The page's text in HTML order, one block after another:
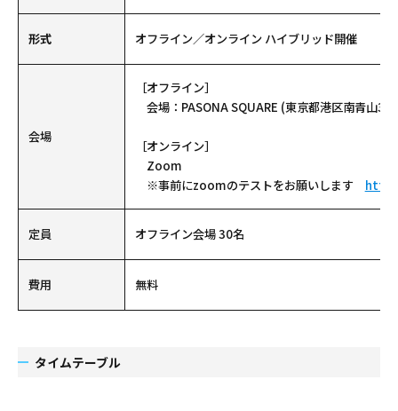
形式 オフライン／オンライン ハイブリッド開催
会場
［オフライン］
会場：PASONA SQUARE (東京都港区南青山3-
［オンライン］
Zoom
※事前にzoomのテストをお願いします
定員 オフライン会場 30名
費用 無料
タイムテーブル